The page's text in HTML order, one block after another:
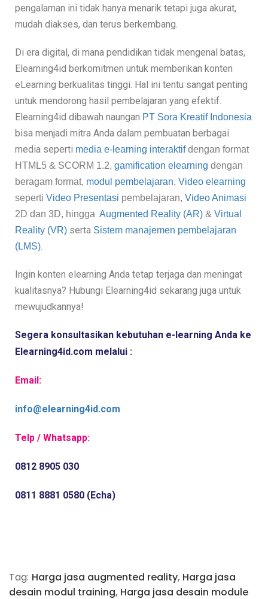
pengalaman ini tidak hanya menarik tetapi juga akurat,
mudah diakses, dan terus berkembang.
Di era digital, di mana pendidikan tidak mengenal batas,
Elearning4id berkomitmen untuk memberikan konten
eLearning berkualitas tinggi. Hal ini tentu sangat penting
untuk mendorong hasil pembelajaran yang efektif.
Elearning4id dibawah naungan PT Sora Kreatif Indonesia
bisa menjadi mitra Anda dalam pembuatan berbagai
media seperti media e-learning interaktifdengan format
HTML5 & SCORM 1.2, gamification elearning dengan
beragam format, modul pembelajaran, Video elearning
seperti Video Presentasi pembelajaran, Video Animasi
2D dan 3D, hingga Augmented Reality (AR) & Virtual
Reality (VR) serta Sistem manajemen pembelajaran
(LMS).
Ingin konten elearning Anda tetap terjaga dan meningat
kualitasnya? Hubungi Elearning4id sekarang juga untuk
mewujudkannya!
Segera konsultasikan kebutuhan e-learning Anda ke
Elearning4id.com melalui :
Email:
info@elearning4id.com
Telp / Whatsapp:
0812 8905 030
0811 8881 0580 (Echa)
Tag: Harga jasa augmented reality, Harga jasa
desain modul training, Harga jasa desain module